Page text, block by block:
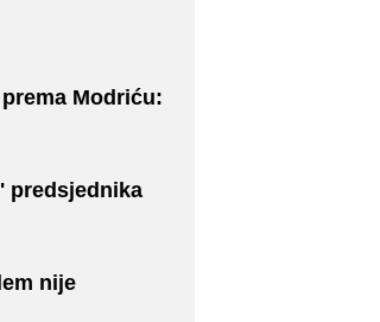
Modriću:
predsjednika
nije